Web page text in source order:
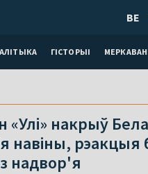
ГІСТОРЫІ
BE
«Улі» накрыў
навіны, рэакцыя
надвор'я